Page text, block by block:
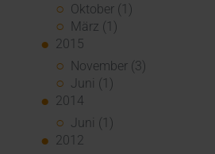
Oktober (1)
März (1)
2015
November (3)
Juni (1)
2014
Juni (1)
2012